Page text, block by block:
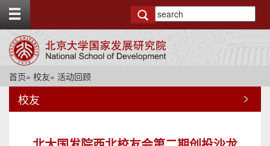
g
o
首页» 校友» 活动回顾
校友